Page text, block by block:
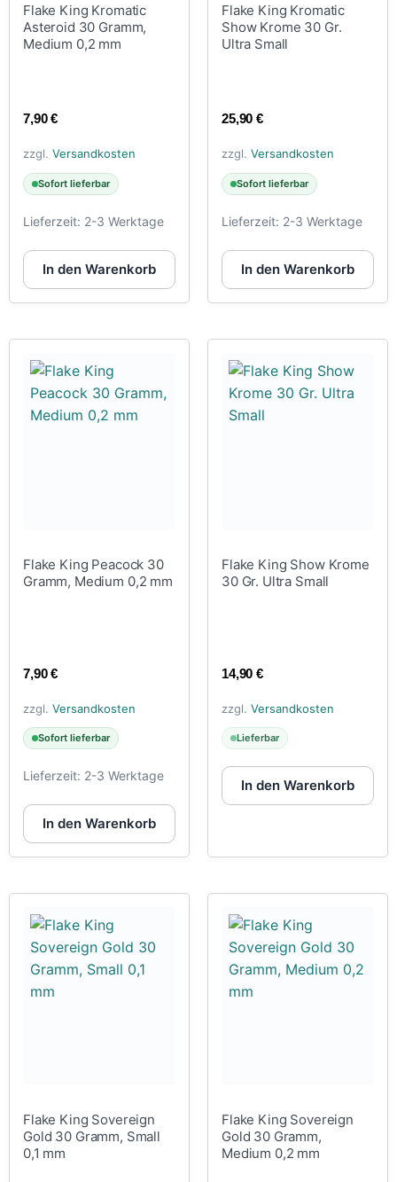
Flake King Kromatic
Asteroid 30 Gramm,
Medium 0,2 mm
7,90€
zzgl. Versandkosten
Sofort lieferbar
Lieferzeit: 2-3 Werktage
In den Warenkorb
Flake King Kromatic
Show Krome 30 Gr.
Ultra Small
25,90€
zzgl. Versandkosten
Sofort lieferbar
Lieferzeit: 2-3 Werktage
In den Warenkorb
Flake King Peacock 30
Gramm, Medium 0,2 mm
7,90€
zzgl. Versandkosten
Sofort lieferbar
Lieferzeit: 2-3 Werktage
In den Warenkorb
Flake King Show Krome
30 Gr. Ultra Small
14,90€
zzgl. Versandkosten
Lieferbar
In den Warenkorb
Flake King Sovereign
Gold 30 Gramm, Small
0,1 mm
Flake King Sovereign
Gold 30 Gramm,
Medium 0,2 mm